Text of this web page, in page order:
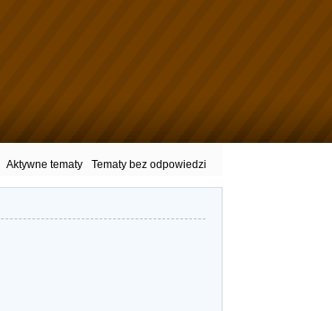
Aktywne tematy Tematy bez odpowiedzi